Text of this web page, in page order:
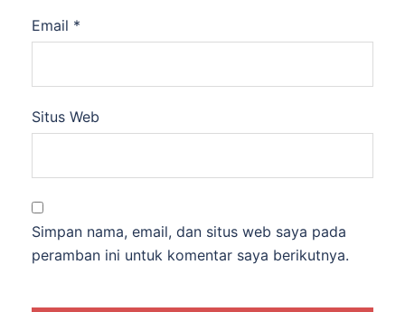
Email *
Situs Web
Simpan nama, email, dan situs web saya pada
peramban ini untuk komentar saya berikutnya.